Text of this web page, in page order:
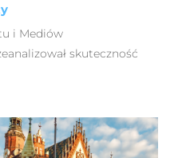
i Mediów
skuteczność